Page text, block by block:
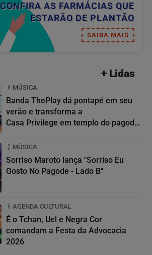
CONFIRA AS FARMÁCIAS QUE
ESTARÃO DE PLANTÃO
SAIBA MAIS
+ Lidas
MÚSICA
Banda ThePlay dá pontapé em seu
verão e transforma a
Casa Privilege em templo do pagode
MÚSICA
Sorriso Maroto lança "Sorriso Eu
Gosto No Pagode - Lado B"
AGENDA CULTURAL
É o Tchan, Uel e Negra Cor
comandam a Festa da Advocacia
2026